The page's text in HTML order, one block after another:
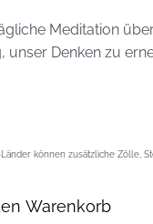
Meditation
unser Denken zu
können zusätzliche Zölle,
Warenkorb